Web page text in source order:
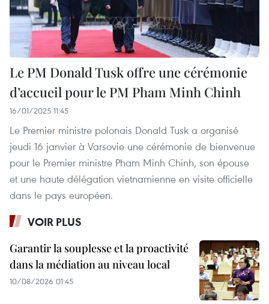
Le PM Donald Tusk offre une cérémonie
d’accueil pour le PM Pham Minh Chinh
16/01/2025 11:45
Le Premier ministre polonais Donald Tusk a organisé
jeudi 16 janvier à Varsovie une cérémonie de bienvenue
pour le Premier ministre Pham Minh Chinh, son épouse
et une haute délégation vietnamienne en visite officielle
dans le pays européen.
VOIR PLUS
Garantir la souplesse et la proactivité
dans la médiation au niveau local
10/08/2026 01:45